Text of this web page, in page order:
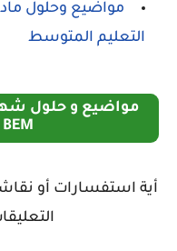
مواضيع وحلول
التعليم المتوسط
BEM جميع المواد
أية استفسارات أو